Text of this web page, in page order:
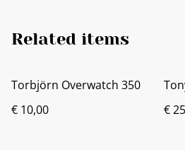
Related items
Torbjörn Overwatch 350
€ 10,00
€